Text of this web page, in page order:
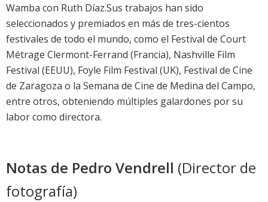
Wamba con Ruth Díaz.Sus trabajos han sido
seleccionados y premiados en más de tres-cientos
festivales de todo el mundo, como el Festival de Court
Métrage Clermont-Ferrand (Francia), Nashville Film
Festival (EEUU), Foyle Film Festival (UK), Festival de Cine
de Zaragoza o la Semana de Cine de Medina del Campo,
entre otros, obteniendo múltiples galardones por su
labor como directora.
Notas de Pedro Vendrell (Director de
fotografía)